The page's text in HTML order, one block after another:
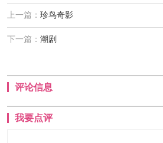
上一篇： 珍鸟奇影
下一篇： 潮剧
评论信息
我要点评